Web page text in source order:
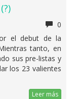
0
el debut de la
tanto, en
sus pre-listas y
los 23 valientes
Leer más